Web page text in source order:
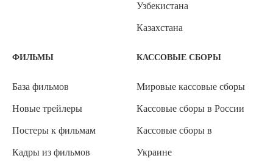
Узбекистана
Казахстана
ФИЛЬМЫ
База фильмов
Новые трейлеры
Постеры к фильмам
Кадры из фильмов
КАССОВЫЕ СБОРЫ
Мировые кассовые сборы
Кассовые сборы в России
Кассовые сборы в
Украине